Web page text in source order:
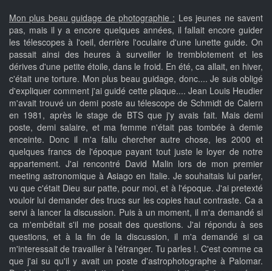
Mon plus beau guidage de photographie : Les jeunes ne savent
pas, mais il y a encore quelques années, il fallait encore guider
les télescopes à l'oeil, derrière l'oculaire d'une lunette guide. On
passait ainsi des heures à surveiller le tremblotement et les
dérives d'une petite étoile, dans le froid. En été, ca allait, en hiver,
c'était une torture. Mon plus beau guidage, donc.... Je suis obligé
d'expliquer comment j'ai guidé cette plaque.... Jean Louis Heudier
m'avait trouvé un demi poste au télescope de Schmidt de Calern
en 1981, après le stage de BTS que j'y avais fait. Mais demi
poste, demi salaire, et ma femme n'était pas tombée à demie
enceinte. Donc il m'a fallu chercher autre chose, les 2000 et
quelques francs de l'époque payant tout juste le loyer de notre
appartement. J'ai rencontré David Malin lors de mon premier
meeting astronomique à Asiago en Italie. Je souhaitais lui parler,
vu que c'était Dieu sur patte, pour moi, et à l'époque. J'ai pretexté
vouloir lui demander des trucs sur les copies haut contraste. Ca a
servi à lancer la discussion. Puis à un moment, il m'a demandé si
ca m'embêtait s'il me posait des questions. J'ai répondu à ses
questions, et à la fin de la discussion, il m'a demandé si ca
m'interessait de travailler à l'étranger. Tu parles !. C'est comme ca
que j'ai su qu'il y avait un poste d'astrophotographe à Palomar.